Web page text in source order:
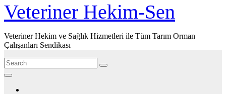
Veteriner Hekim-Sen
Veteriner Hekim ve Sağlık Hizmetleri ile Tüm Tarım Orman
Çalışanları Sendikası